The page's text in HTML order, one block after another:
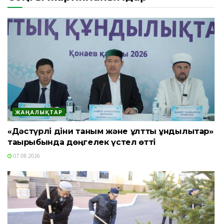
ЖАҢАЛЫҚТАР
«Дәстүрлі діни таным және ұлттық құндылықтар»
тақырыбында дөңгелек үстел өтті
07.08.2026